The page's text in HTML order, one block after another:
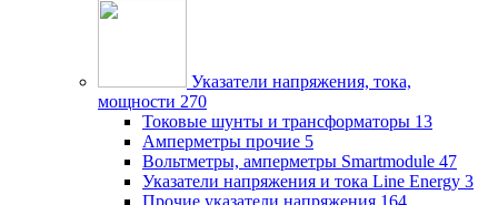
Указатели напряжения, тока,
мощности 270
Токовые шунты и трансформаторы 13
Амперметры прочие 5
Вольтметры, амперметры Smartmodule 47
Указатели напряжения и тока Line Energy 3